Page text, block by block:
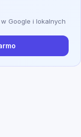
Google i lokalnych